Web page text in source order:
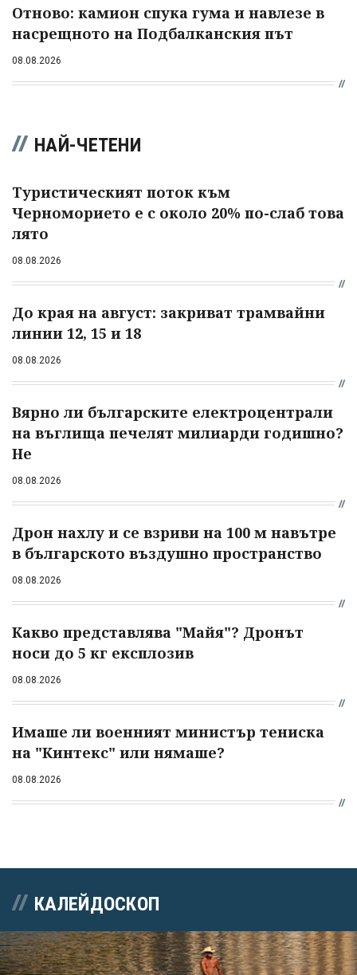
Отново: камион спука гума и навлезе в
насрещното на Подбалканския път
08.08.2026
НАЙ-ЧЕТЕНИ
Туристическият поток към
Черноморието е с около 20% по-слаб това
лято
08.08.2026
До края на август: закриват трамвайни
линии 12, 15 и 18
08.08.2026
Вярно ли българските електроцентрали
на въглища печелят милиарди годишно?
Не
08.08.2026
Дрон нахлу и се взриви на 100 м навътре
в българското въздушно пространство
08.08.2026
Какво представлява "Майя"? Дронът
носи до 5 кг експлозив
08.08.2026
Имаше ли военният министър тениска
на "Кинтекс" или нямаше?
08.08.2026
КАЛЕЙДОСКОП